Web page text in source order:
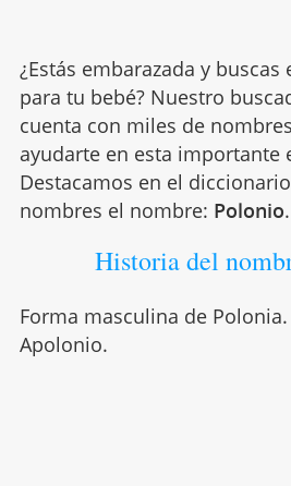
¿Estás embarazada y
para tu bebé? Nuestro
cuenta con miles de
ayudarte en esta importante
Destacamos en el
nombres el nombre: Polonio.
Historia del
Forma masculina de
Apolonio.